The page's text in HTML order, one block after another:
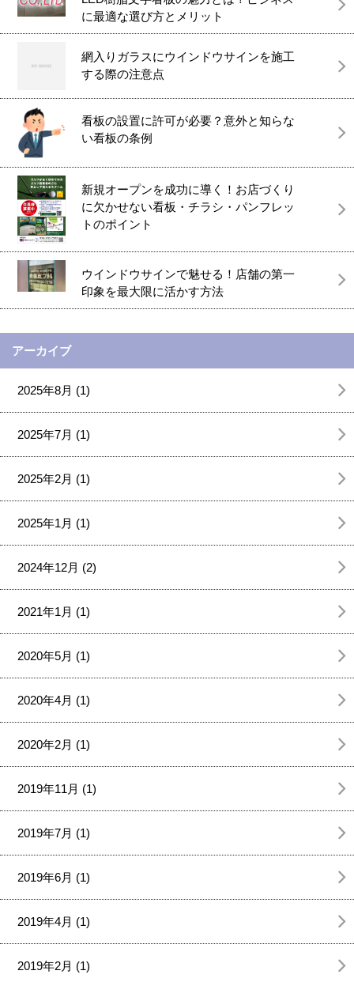
に最適な選び方とメリット
網入りガラスにウインドウサインを施工
する際の注意点
看板の設置に許可が必要？意外と知らな
い看板の条例
新規オープンを成功に導く！お店づくり
に欠かせない看板・チラシ・パンフレッ
トのポイント
ウインドウサインで魅せる！店舗の第一
印象を最大限に活かす方法
アーカイブ
2025年8月 (1)
2025年7月 (1)
2025年2月 (1)
2025年1月 (1)
2024年12月 (2)
2021年1月 (1)
2020年5月 (1)
2020年4月 (1)
2020年2月 (1)
2019年11月 (1)
2019年7月 (1)
2019年6月 (1)
2019年4月 (1)
2019年2月 (1)